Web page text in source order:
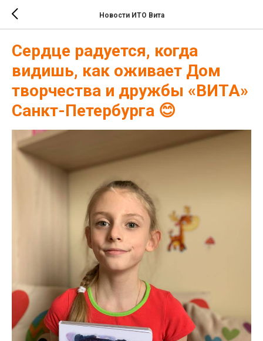
Новости ИТО Вита
Сердце радуется, когда
видишь, как оживает Дом
творчества и дружбы «ВИТА»
Санкт-Петербурга 😊